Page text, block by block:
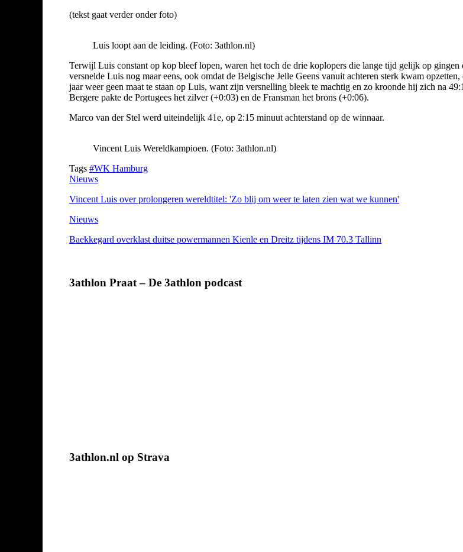
(tekst gaat verder onder foto)
Luis loopt aan de leiding. (Foto: 3athlon.nl)
Terwijl Luis constant op kop bleef lopen, waren het toch de drie koplopers die lange tijd gelijk op gingen
versnelde Luis nog maar eens, ook omdat de Belgische Jelle Geens vanuit achteren sterk kwam
jaar weer geen maat te staan op Luis, want zijn versnelling bleek te machtig en zo kroonde hij zich na
Bergere pakte de Portugees het zilver (+0:03) en de Fransman het brons (+0:06).
Marco van der Stel werd uiteindelijk 41e, op 2:15 minuut achterstand op de winnaar.
Vincent Luis Wereldkampioen. (Foto: 3athlon.nl)
Tags #WK Hamburg
Nieuws
Vincent Luis over prolongeren wereldtitel: 'Zo blij om weer te laten zien wat we kunnen'
Nieuws
Baekkegard overklast duitse powermannen Kienle en Dreitz tijdens IM 70.3 Tallinn
3athlon Praat – De 3athlon podcast
3athlon.nl op Strava